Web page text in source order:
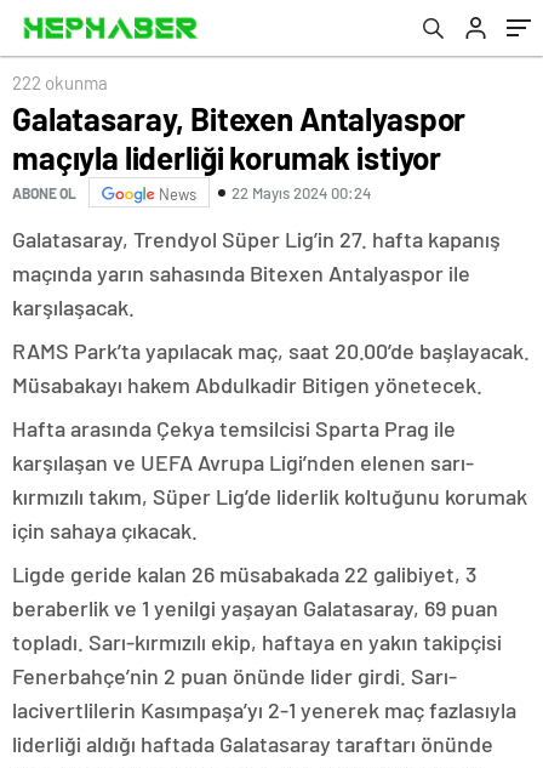
222 okunma
Galatasaray, Bitexen Antalyaspor
maçıyla liderliği korumak istiyor
ABONE OL News 22 Mayıs 2024 00:24
Galatasaray, Trendyol Süper Lig’in 27. hafta kapanış
maçında yarın sahasında Bitexen Antalyaspor ile
karşılaşacak.
RAMS Park’ta yapılacak maç, saat 20.00’de başlayacak.
Müsabakayı hakem Abdulkadir Bitigen yönetecek.
Hafta arasında Çekya temsilcisi Sparta Prag ile
karşılaşan ve UEFA Avrupa Ligi’nden elenen sarı-
kırmızılı takım, Süper Lig’de liderlik koltuğunu korumak
için sahaya çıkacak.
Ligde geride kalan 26 müsabakada 22 galibiyet, 3
beraberlik ve 1 yenilgi yaşayan Galatasaray, 69 puan
topladı. Sarı-kırmızılı ekip, haftaya en yakın takipçisi
Fenerbahçe’nin 2 puan önünde lider girdi. Sarı-
lacivertlilerin Kasımpaşa’yı 2-1 yenerek maç fazlasıyla
liderliği aldığı haftada Galatasaray taraftarı önünde